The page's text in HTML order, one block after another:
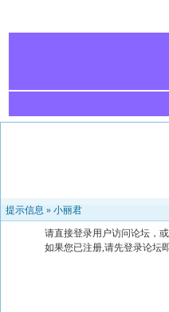
提示信息 » 小丽君
请直接登录用户访问论坛，
如果您已注册,请先登录论坛